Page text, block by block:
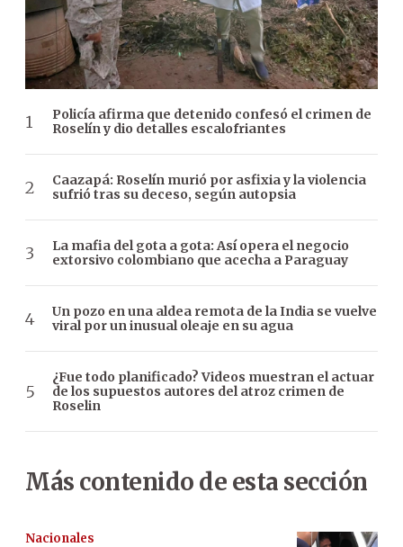
Policía afirma que detenido confesó el crimen de
Roselín y dio detalles escalofriantes
Caazapá: Roselín murió por asfixia y la violencia
sufrió tras su deceso, según autopsia
La mafia del gota a gota: Así opera el negocio
extorsivo colombiano que acecha a Paraguay
Un pozo en una aldea remota de la India se vuelve
viral por un inusual oleaje en su agua
¿Fue todo planificado? Videos muestran el actuar
de los supuestos autores del atroz crimen de
Roselin
Más contenido de esta sección
Nacionales